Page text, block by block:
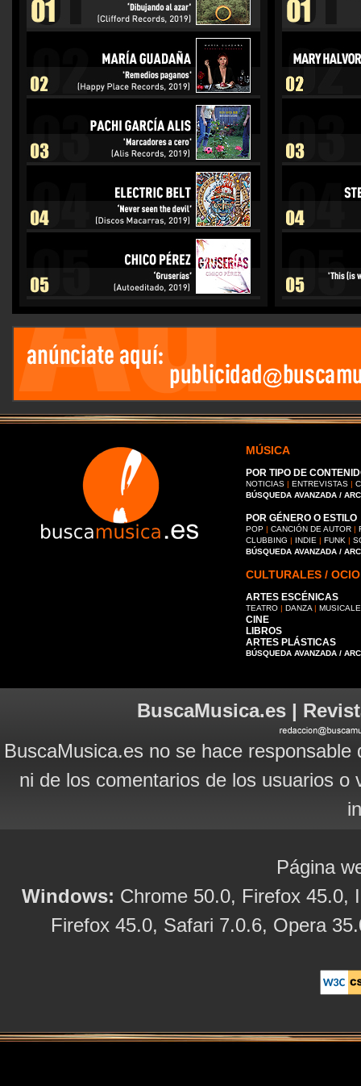
MÚSICA
POR TIPO DE
NOTICIAS | ENTREVISTAS |
BÚSQUEDA AVANZADA /
POR GÉNERO O ESTILO
POP | CANCIÓN DE AUTOR |
CLUBBING | INDIE | FUNK |
BÚSQUEDA AVANZADA /
CULTURALES / OCIO
ARTES ESCÉNICAS
TEATRO | DANZA |
CINE
LIBROS
ARTES PLÁSTICAS
BÚSQUEDA AVANZADA /
BuscaMusica.es |
BuscaMusica.es no se hace
ni de los comentarios de los usuarios
Página
Windows: Chrome 50.0, Firefox 45.0,
Firefox 45.0, Safari 7.0.6, Opera